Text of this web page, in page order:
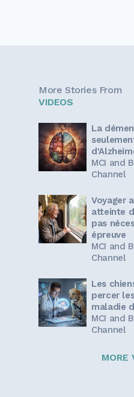
More Stories From
VIDEOS
La
MCI and
Channel
Voyager
atteinte
pas
épreuve
MCI and
Channel
Les
percer
maladie
MCI and
Channel
MORE